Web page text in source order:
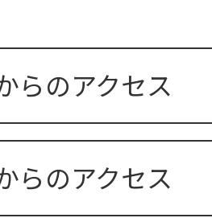
らのアクセス
らのアクセス